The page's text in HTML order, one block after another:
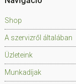
Shop
A szervizről általában
Üzleteink
Munkadíjak